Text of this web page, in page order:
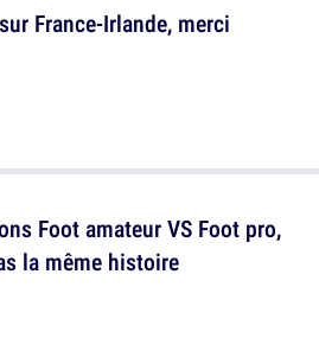
Foot amateur VS Foot pro,
la même histoire
France-Irlande, merci